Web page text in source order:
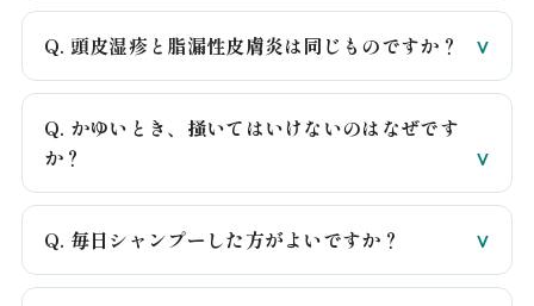
Q. 頭皮湿疹と脂漏性皮膚炎は同じものですか？
Q. かゆいとき、掻いてはいけないのはなぜです
か？
Q. 毎日シャンプーした方がよいですか？